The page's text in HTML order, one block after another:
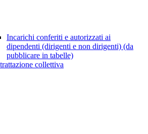
Incarichi conferiti e autorizzati ai
dipendenti (dirigenti e non dirigenti) (da
pubblicare in tabelle)
collettiva